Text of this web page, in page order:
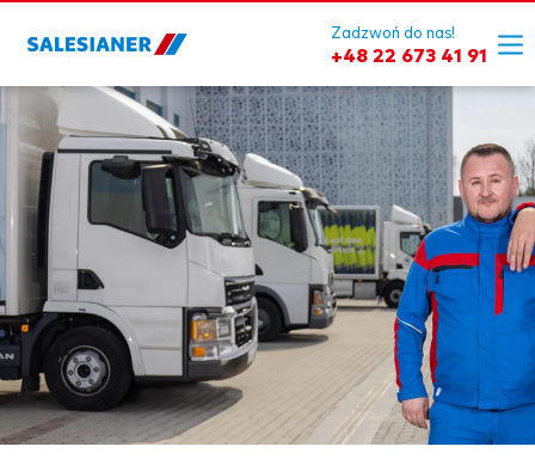
Zadzwoń do nas!
+48 22 673 41 91